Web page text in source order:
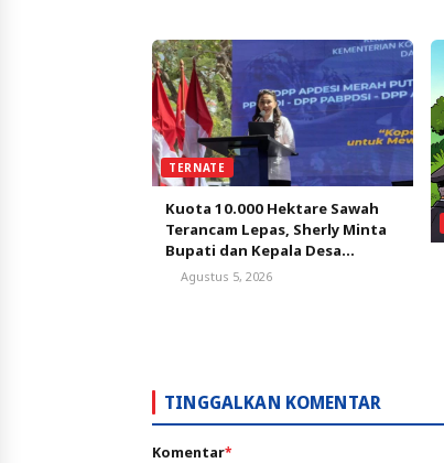
TERNATE
Kuota 10.000 Hektare Sawah
Terancam Lepas, Sherly Minta
Bupati dan Kepala Desa
Bergerak Satu Bulan
Agustus 5, 2026
TINGGALKAN KOMENTAR
Komentar*